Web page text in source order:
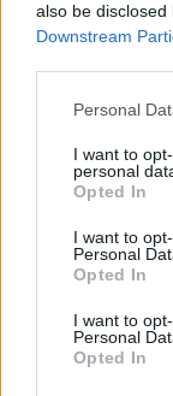
also be
Downstream
Please note that
not limited to
grant or deny
use your data
consent section.
Personal
I want to
personal
Opted In
I want to
Personal
Opted In
I want to
Personal
Opted In
sanacijskih
viri na vseh
priprave
Vir: STA
Opozorilo:
posameznik